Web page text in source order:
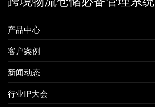
产品中心
客户案例
新闻动态
行业IP大会